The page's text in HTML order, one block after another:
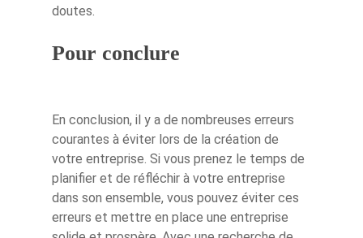
doutes.
Pour conclure
En conclusion, il y a de nombreuses erreurs
courantes à éviter lors de la création de
votre entreprise. Si vous prenez le temps de
planifier et de réfléchir à votre entreprise
dans son ensemble, vous pouvez éviter ces
erreurs et mettre en place une entreprise